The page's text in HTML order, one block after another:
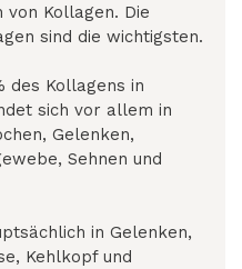
von Kollagen. Die
sind die wichtigsten.
des Kollagens in
sich vor allem in
Gelenken,
Sehnen und
in Gelenken,
Kehlkopf und